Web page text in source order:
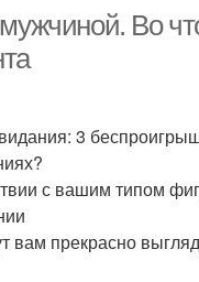
Во
3
с вашим типом
вам прекрасно